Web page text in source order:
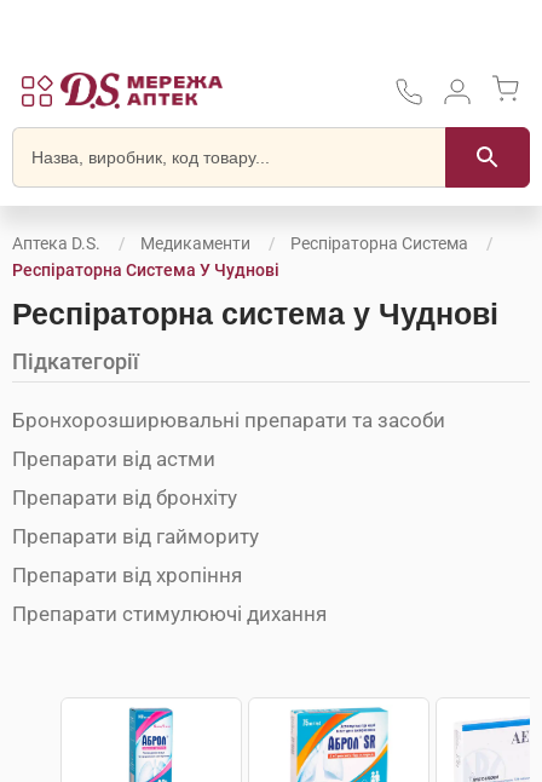
Аптека D.S. Медикаменти
Респіраторна Система
Респіраторна Система У Чуднові
Респіраторна система у Чуднові
Підкатегорії
Бронхорозширювальні препарати та засоби
Препарати від астми
Препарати від бронхіту
Препарати від гаймориту
Препарати від хропіння
Препарати стимулюючі дихання